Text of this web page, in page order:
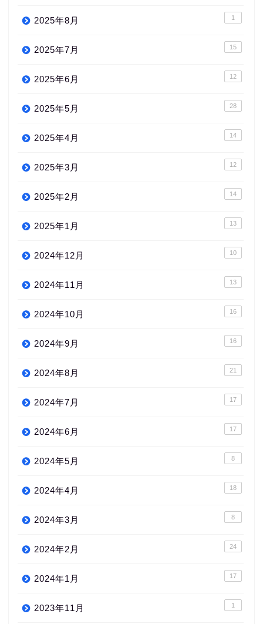
2025年8月 1
2025年7月 15
2025年6月 12
2025年5月 28
2025年4月 14
2025年3月 12
2025年2月 14
2025年1月 13
2024年12月 10
2024年11月 13
2024年10月 16
2024年9月 16
2024年8月 21
2024年7月 17
2024年6月 17
2024年5月 8
2024年4月 18
2024年3月 8
2024年2月 24
2024年1月 17
2023年11月 1